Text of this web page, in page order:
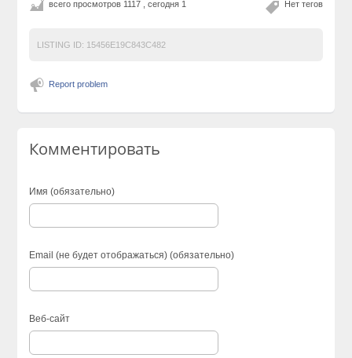
Нет тегов
всего просмотров 1117 , сегодня 1
LISTING ID: 15456E19C843C482
Report problem
Комментировать
Имя (обязательно)
Email (не будет отображаться) (обязательно)
Веб-сайт